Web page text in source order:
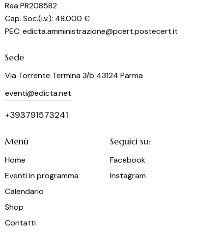
Rea PR208582
Cap. Soc.(i.v.): 48.000 €
PEC: edicta.amministrazione@pcert.postecert.it
Sede
Via Torrente Termina 3/b 43124 Parma
eventi@edicta.net
+393791573241
Menù
Home
Eventi in programma
Calendario
Shop
Contatti
Seguici su:
Facebook
Instagram